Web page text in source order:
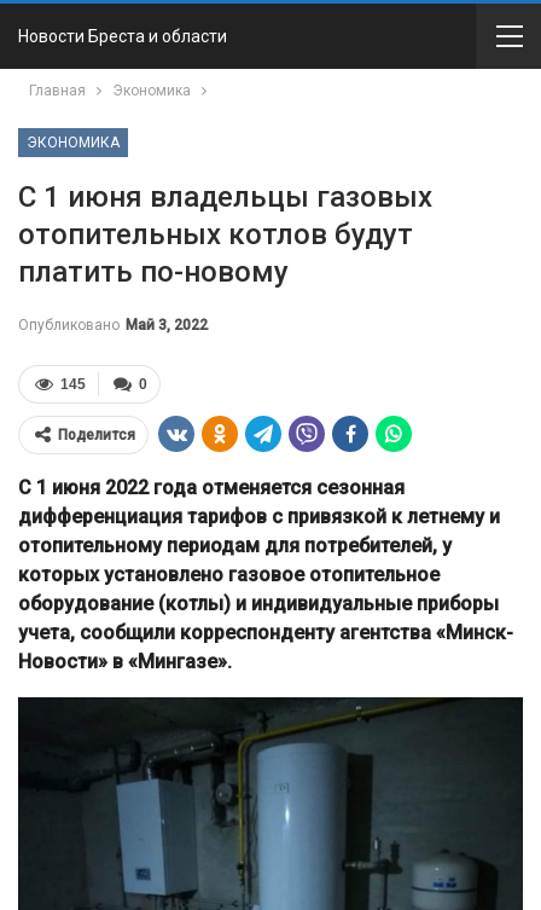
Новости Бреста и области
Главная Экономика
ЭКОНОМИКА
С 1 июня владельцы газовых
отопительных котлов будут
платить по-новому
Опубликовано Май 3, 2022
0
145
Поделится
С 1 июня 2022 года отменяется сезонная
дифференциация тарифов с привязкой к летнему и
отопительному периодам для потребителей, у
которых установлено газовое отопительное
оборудование (котлы) и индивидуальные приборы
учета, сообщили корреспонденту агентства «Минск-
Новости» в «Мингазе».